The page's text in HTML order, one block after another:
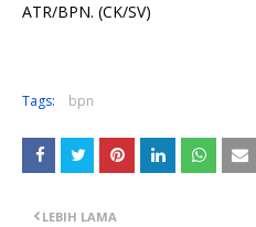
ATR/BPN. (CK/SV)
Tags: bpn
LEBIH LAMA